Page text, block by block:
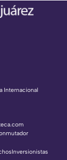
Internacional
Inversionistas